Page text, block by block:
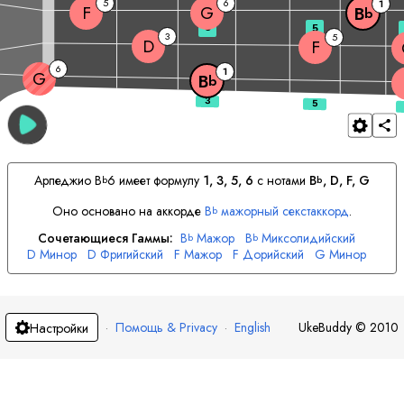
G 6
Bb 1
D 3 F 5
F G Bb 1
3 5
Арпеджио Bb6 имеет формулу 1, 3, 5, 6 с нотами Bb, D, F, G
Оно основано на аккорде Bb мажорный секстаккорд.
Сочетающиеся Гаммы: Bb Мажор Bb Миксолидийский
D Минор D Фригийский F Мажор F Дорийский G Минор
G Дорийский
Настройки · Помощь & Privacy · English UkeBuddy © 2010